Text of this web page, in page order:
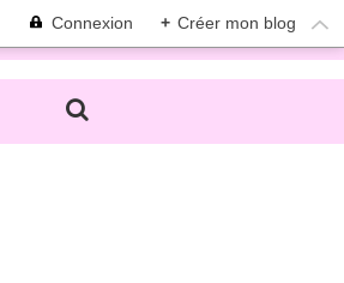
Connexion + Créer mon blog